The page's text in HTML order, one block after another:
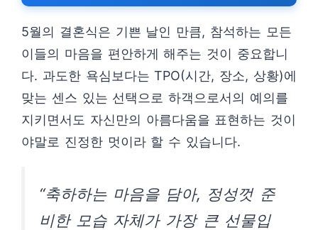
5월의 결혼식은 기쁜 날인 만큼, 참석하는 모든
이들의 마음을 편안하게 해주는 것이 중요합니
다. 과도한 욕심보다는 TPO(시간, 장소, 상황)에
맞는 센스 있는 선택으로 하객으로서의 예의를
지키면서도 자신만의 아름다움을 표현하는 것이
야말로 진정한 멋이라 할 수 있습니다.
“축하하는 마음을 담아, 정성껏 준
비한 모습 자체가 가장 큰 선물입